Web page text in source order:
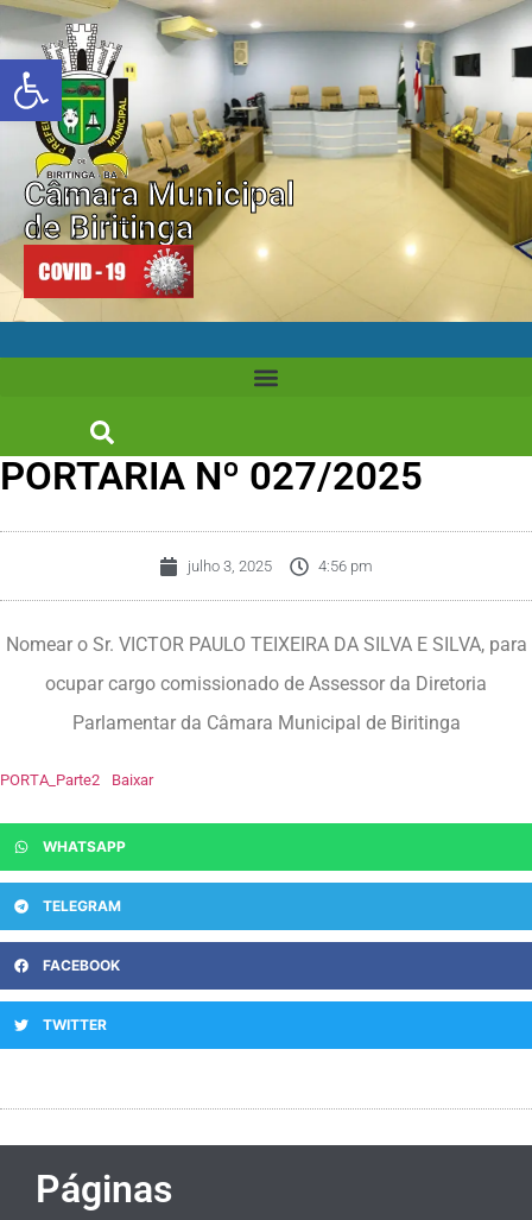
Câmara Municipal
de Biritinga
PORTARIA Nº 027/2025
julho 3, 2025 4:56 pm
Nomear o Sr. VICTOR PAULO TEIXEIRA DA SILVA E SILVA, para
ocupar cargo comissionado de Assessor da Diretoria
Parlamentar da Câmara Municipal de Biritinga
PORTA_Parte2 Baixar
WHATSAPP
TELEGRAM
FACEBOOK
TWITTER
Páginas
Abrir a barra de ferramentas